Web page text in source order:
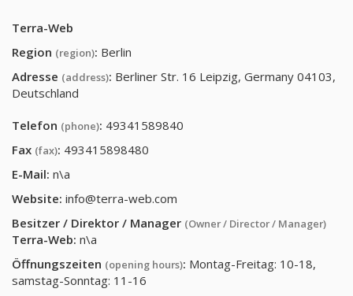
Terra-Web
Region (region): Berlin
Adresse (address): Berliner Str. 16 Leipzig, Germany 04103,
Deutschland
Telefon (phone): 49341589840
Fax (fax): 493415898480
E-Mail: n\a
Website: info@terra-web.com
Besitzer / Direktor / Manager (Owner / Director / Manager)
Terra-Web: n\a
Öffnungszeiten (opening hours): Montag-Freitag: 10-18,
samstag-Sonntag: 11-16